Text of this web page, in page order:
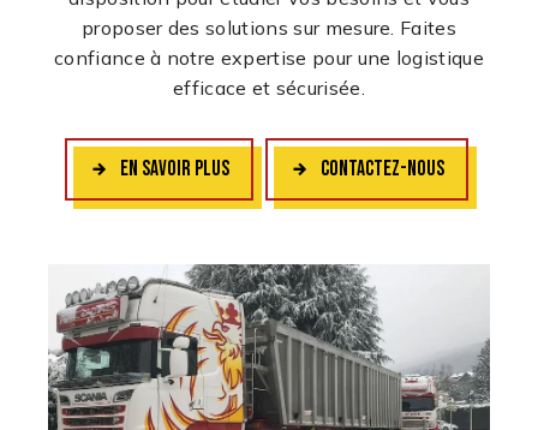
proposer des solutions sur mesure. Faites
confiance à notre expertise pour une logistique
efficace et sécurisée.
EN SAVOIR PLUS CONTACTEZ-NOUS